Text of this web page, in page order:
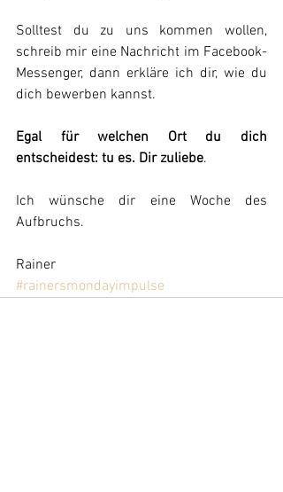
Solltest du zu uns kommen wollen,
schreib mir eine Nachricht im Facebook-
Messenger, dann erkläre ich dir, wie du
dich bewerben kannst.
Egal für welchen Ort du dich
entscheidest: tu es. Dir zuliebe.
Ich wünsche dir eine Woche des
Aufbruchs.
Rainer
#rainersmondayimpulse